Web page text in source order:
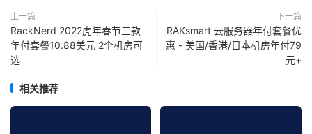
上一篇
RackNerd 2022虎年春节三款
年付套餐10.88美元 2个机房可
选
下一篇
RAKsmart 云服务器年付套餐优
惠 - 美国/香港/日本机房年付79
元+
相关推荐